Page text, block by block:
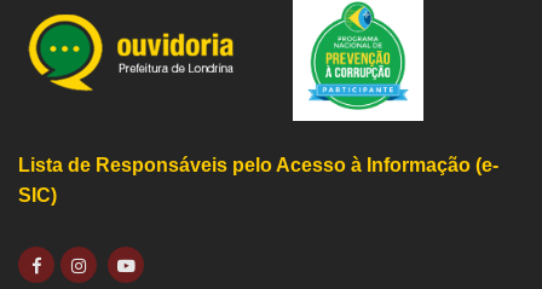
Lista de Responsáveis pelo Acesso à Informação (e-
SIC)